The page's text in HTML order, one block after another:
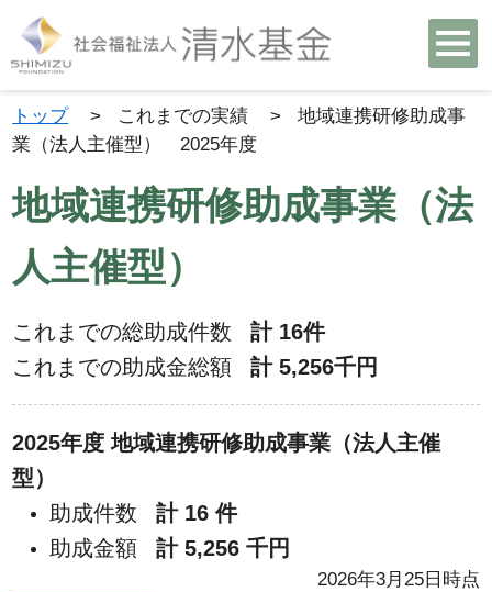
トップ > これまでの実績 >
地域連携研修助成事
業（法人主催型） 2025年度
地域連携研修助成事業（法
人主催型）
これまでの総助成件数
計 16件
これまでの助成金総額
計 5,256千円
2025年度 地域連携研修助成事業（法人主催
型）
助成件数
計 16 件
助成金額
計 5,256 千円
2026年3月25日時点